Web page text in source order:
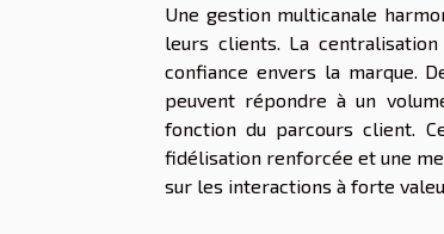
Une gestion multicanale
leurs clients. La
confiance envers la marque.
peuvent répondre à un
fonction du parcours client.
fidélisation renforcée et une
sur les interactions à forte